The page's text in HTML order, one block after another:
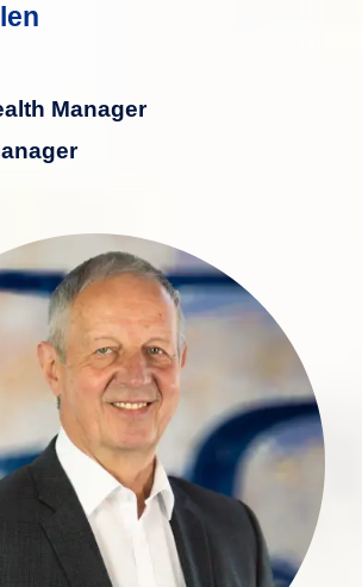
Manager
Faber ist ein erfahrener
mit einer über drei
langen Karriere im Wealth
Nach der Ausbildung zum
begann er seinen
in der heutigen Volksbank
Trier-Bitburg, den er durch
zum Bankfachwirt
Consultant (HfB) und
Planner (HfB) kontinuierlich